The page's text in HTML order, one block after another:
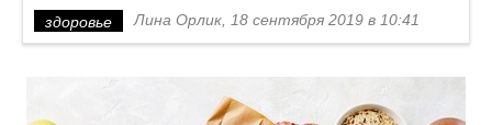
здоровье Лина Орлик, 18 сентября 2019 в 10:41